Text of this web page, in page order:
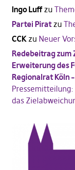
Ingo Luffzu
Partei Piratzu
CCKzu Neuer
Redebeitrag
Erweiterung des
Regionalrat Köln
das